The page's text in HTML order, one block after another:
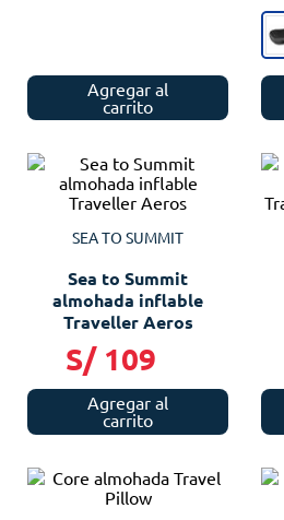
Agregar al
carrito
SEA TO SUMMIT
Sea to Summit
almohada inflable
Traveller Aeros
S/ 109
Agregar al
carrito